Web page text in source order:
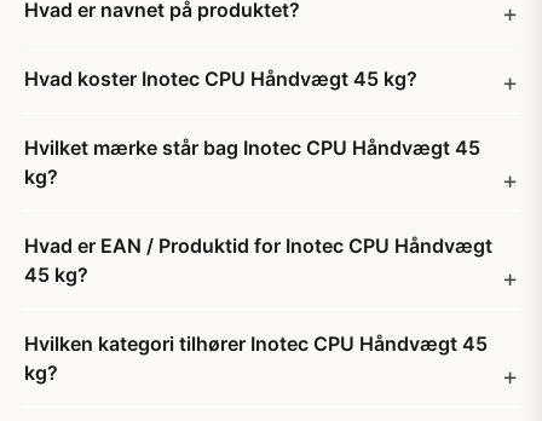
Hvad er navnet på produktet?
Hvad koster Inotec CPU Håndvægt 45 kg?
Hvilket mærke står bag Inotec CPU Håndvægt 45
kg?
Hvad er EAN / Produktid for Inotec CPU Håndvægt
45 kg?
Hvilken kategori tilhører Inotec CPU Håndvægt 45
kg?